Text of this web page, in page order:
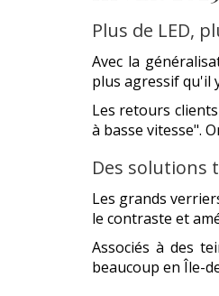
Plus de LED,
Avec la
plus agressif qu'il
Les retours
à basse vitesse".
Des solutions
Les grands
le contraste et
Associés à des
beaucoup en Île-